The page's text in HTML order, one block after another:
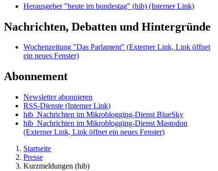
Herausgeber "heute im bundestag" (hib) (Interner Link)
Nachrichten, Debatten und Hintergründe
Wochenzeitung "Das Parlament" (Externer Link, Link öffnet
ein neues Fenster)
Abonnement
Newsletter abonnieren
RSS-Dienste (Interner Link)
hib_Nachrichten im Mikroblogging-Dienst BlueSky
hib_Nachrichten im Mikroblogging-Dienst Mastodon
(Externer Link, Link öffnet ein neues Fenster)
Startseite
Presse
Kurzmeldungen (hib)